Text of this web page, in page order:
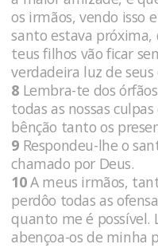
os irmãos, vendo isso
santo estava próxima,
teus filhos vão ficar
verdadeira luz de seus
8 Lembra-te dos
todas as nossas
bênção tanto os
9 Respondeu-lhe o
chamado por Deus.
10A meus irmãos,
perdôo todas as
quanto me é possível.
abençoa-os de minha